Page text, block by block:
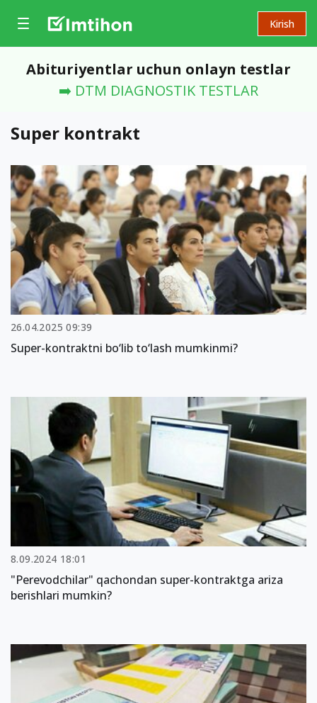
Kirish
Abituriyentlar uchun onlayn testlar
➡️ DTM DIAGNOSTIK TESTLAR
Super kontrakt
26.04.2025 09:39
Super-kontraktni bo‘lib to‘lash mumkinmi?
8.09.2024 18:01
"Perevodchilar" qachondan super-kontraktga ariza
berishlari mumkin?